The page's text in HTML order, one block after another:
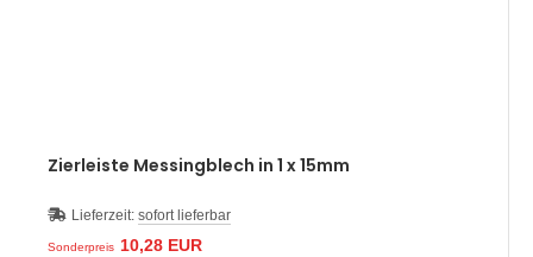
Zierleiste Messingblech in 1 x 15mm
Lieferzeit: sofort lieferbar
Sonderpreis 10,28 EUR